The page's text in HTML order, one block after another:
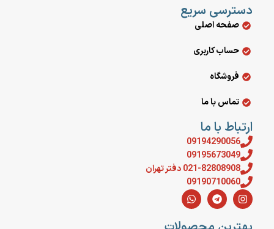
دسترسی سریع
صفحه اصلی
حساب کاربری
فروشگاه
تماس با ما
ارتباط با ما
09194290056
09195673049
021-82808908 دفتر تهران
09190710060